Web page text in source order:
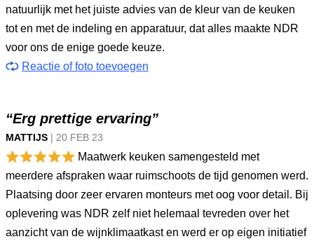
natuurlijk met het juiste advies van de kleur van de keuken
tot en met de indeling en apparatuur, dat alles maakte NDR
voor ons de enige goede keuze.
Reactie of foto toevoegen
“Erg prettige ervaring”
MATTIJS | 20 FEB 23
Maatwerk keuken samengesteld met
meerdere afspraken waar ruimschoots de tijd genomen werd.
Plaatsing door zeer ervaren monteurs met oog voor detail. Bij
oplevering was NDR zelf niet helemaal tevreden over het
aanzicht van de wijnklimaatkast en werd er op eigen initiatief